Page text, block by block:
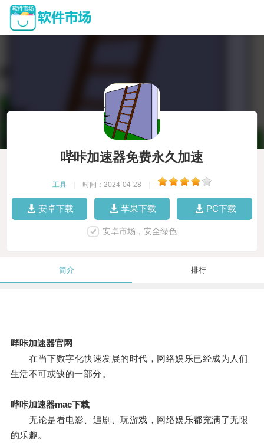
哔咔加速器免费永久加速
工具 时间：2024-04-28
安卓下载 苹果下载 PC下载
安卓市场，安全绿色
简介 排行
哔咔加速器官网
在当下数字化快速发展的时代，网络娱乐已经成为人们
生活不可或缺的一部分。
哔咔加速器mac下载
无论是看电影、追剧、玩游戏，网络娱乐都充满了无限
的乐趣。